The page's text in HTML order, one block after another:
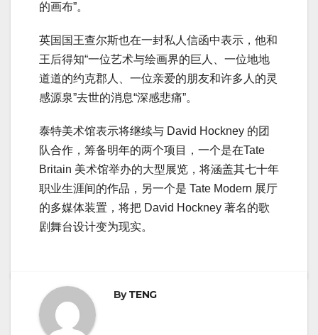
的画布”。
英国国王查尔斯也在一封私人信函中表示，他和
王后得知“一位艺术与绘画界的巨人、一位地地
道道的约克郡人、一位亲爱的朋友和许多人的灵
感源泉”去世的消息“深感悲痛”。
泰特美术馆表示将继续与 David Hockney 的团
队合作，筹备明年的两个项目，一个是在Tate
Britain 美术馆举办的大型展览，将涵盖其七十年
职业生涯间的作品，另一个是 Tate Modern 展厅
的多媒体装置，将把 David Hockney 著名的歌
剧舞台设计变为现实。
ByTENG